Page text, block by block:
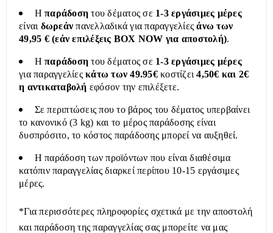
Ηπαράδοση του δέματος σε 1-3 εργάσιμες μέρες
είναι δωρεάν πανελλαδικά για παραγγελίεςάνω των
49,95 € (εάν επιλέξεις BOX NOW για αποστολή).
Ηπαράδοση του δέματος σε 1-3 εργάσιμες μέρες
για παραγγελίες κάτω των 49.95€κοστίζει4,50€ και 2€
η αντικαταβολή εφόσον την επιλέξετε.
Σε περιπτώσεις που το βάρος του δέματος υπερβαίνει
το κανονικό (3 kg) και το μέρος παράδοσης είναι
δυσπρόσιτο, το κόστος παράδοσης μπορεί να αυξηθεί.
Η παράδοση των προϊόντων που είναι διαθέσιμα
κατόπιν παραγγελίας διαρκεί περίπου 10-15 εργάσιμες
μέρες.
*Για περισσότερες πληροφορίες σχετικά με την αποστολή
και παράδοση της παραγγελίας σας μπορείτε να μας